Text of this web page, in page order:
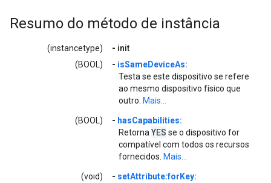
Resumo do método de instância
(instancetype) - init
(BOOL)
- isSameDeviceAs:
Testa se este dispositivo se refere
ao mesmo dispositivo físico que
outro. Mais...
(BOOL) - hasCapabilities:
Retorna YES se o dispositivo for
compatível com todos os recursos
fornecidos. Mais...
(void) - setAttribute:forKey: